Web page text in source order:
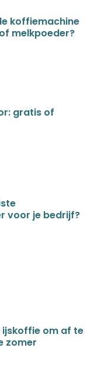
koffiemachine
melkpoeder?
gratis of
voor je bedrijf?
om af te
zomer